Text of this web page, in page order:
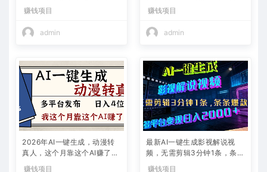
2w+
赚钱项目
admin
略）
赚钱项目
admin
2026年AI一键生成，动漫转
真人，这个月靠这个AI赚了2
赚钱项目
最新AI一键生成影视解说视
频，无需剪辑3分钟1条，条条
赚钱项目